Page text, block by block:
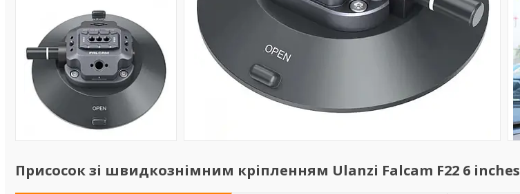
Присосок зі швидкознімним кріпленням Ulanzi Falcam F22 6 inches